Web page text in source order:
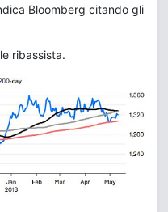
Bloomberg citando gli
ribassista.